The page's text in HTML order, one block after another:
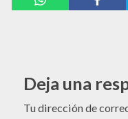
Deja una
Tu dirección de